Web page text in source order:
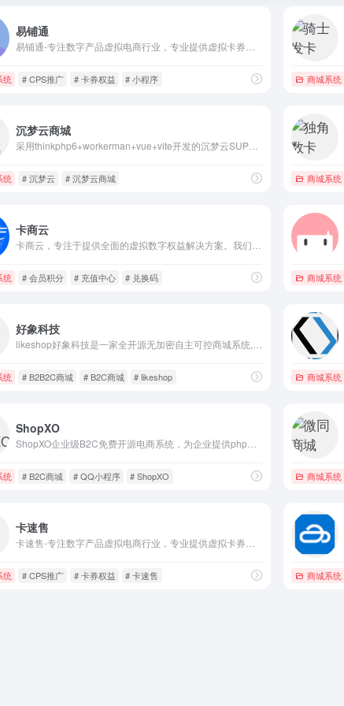
易铺通
统 # CPS推广 # 卡券权益 # 小程序 商城系统
统开发-自己搭建小程序
沉梦云商城
采用thinkphp6+workerman+vue+vite开发的沉梦云SUP权益实物系统，版本和功能更完善，深度开发适配的插件系统，支持各种复杂功能实现，帮助客户有更多选择的同时，还能给各大开发者带来收益
统 # 沉梦云 # 沉梦云商城 商城系统
卡商云
统 # 会员积分 # 充值中心 # 兑换码 商城系统
好象科技
统 # B2B2C商城 # B2C商城 # likeshop 商城系统
ShopXO
ShopXO企业级B2C免费开源电商系统，为企业提供php商城系统、微信商城、小程序、功能强大，易用性强。
统 # B2C商城 # QQ小程序 # ShopXO 商城系统
卡速售
统 # CPS推广 # 卡券权益 # 卡速售 商城系统